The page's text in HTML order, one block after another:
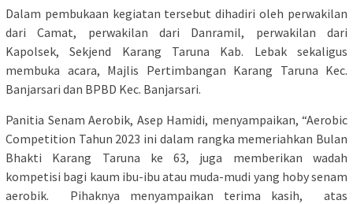
Dalam pembukaan kegiatan tersebut dihadiri oleh perwakilan
dari Camat, perwakilan dari Danramil, perwakilan dari
Kapolsek, Sekjend Karang Taruna Kab. Lebak sekaligus
membuka acara, Majlis Pertimbangan Karang Taruna Kec.
Banjarsari dan BPBD Kec. Banjarsari.
Panitia Senam Aerobik, Asep Hamidi, menyampaikan, “Aerobic
Competition Tahun 2023 ini dalam rangka memeriahkan Bulan
Bhakti Karang Taruna ke 63, juga memberikan wadah
kompetisi bagi kaum ibu-ibu atau muda-mudi yang hoby senam
aerobik. Pihaknya menyampaikan terima kasih, atas